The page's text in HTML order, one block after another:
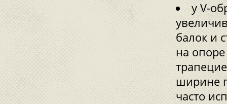
у V-
балок и
на
ширине
часто